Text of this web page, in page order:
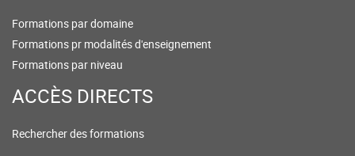
Formations par domaine
Formations pr modalités d'enseignement
Formations par niveau
ACCÈS DIRECTS
Rechercher des formations